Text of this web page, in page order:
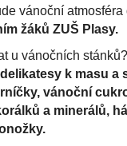
vánoční
žáků ZUŠ Plasy.
u vánočních
k masu a
vánoční
a minerálů,